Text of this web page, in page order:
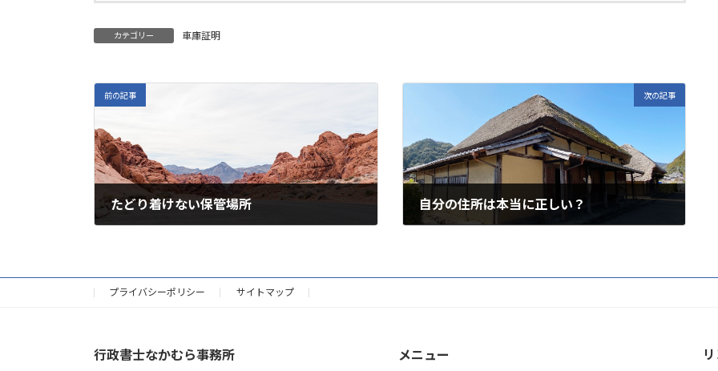
カテゴリー 車庫証明
前の記事
たどり着けない保管場所
次の記事
自分の住所は本当に正しい？
プライバシーポリシー サイトマップ
行政書士なかむら事務所 メニュー